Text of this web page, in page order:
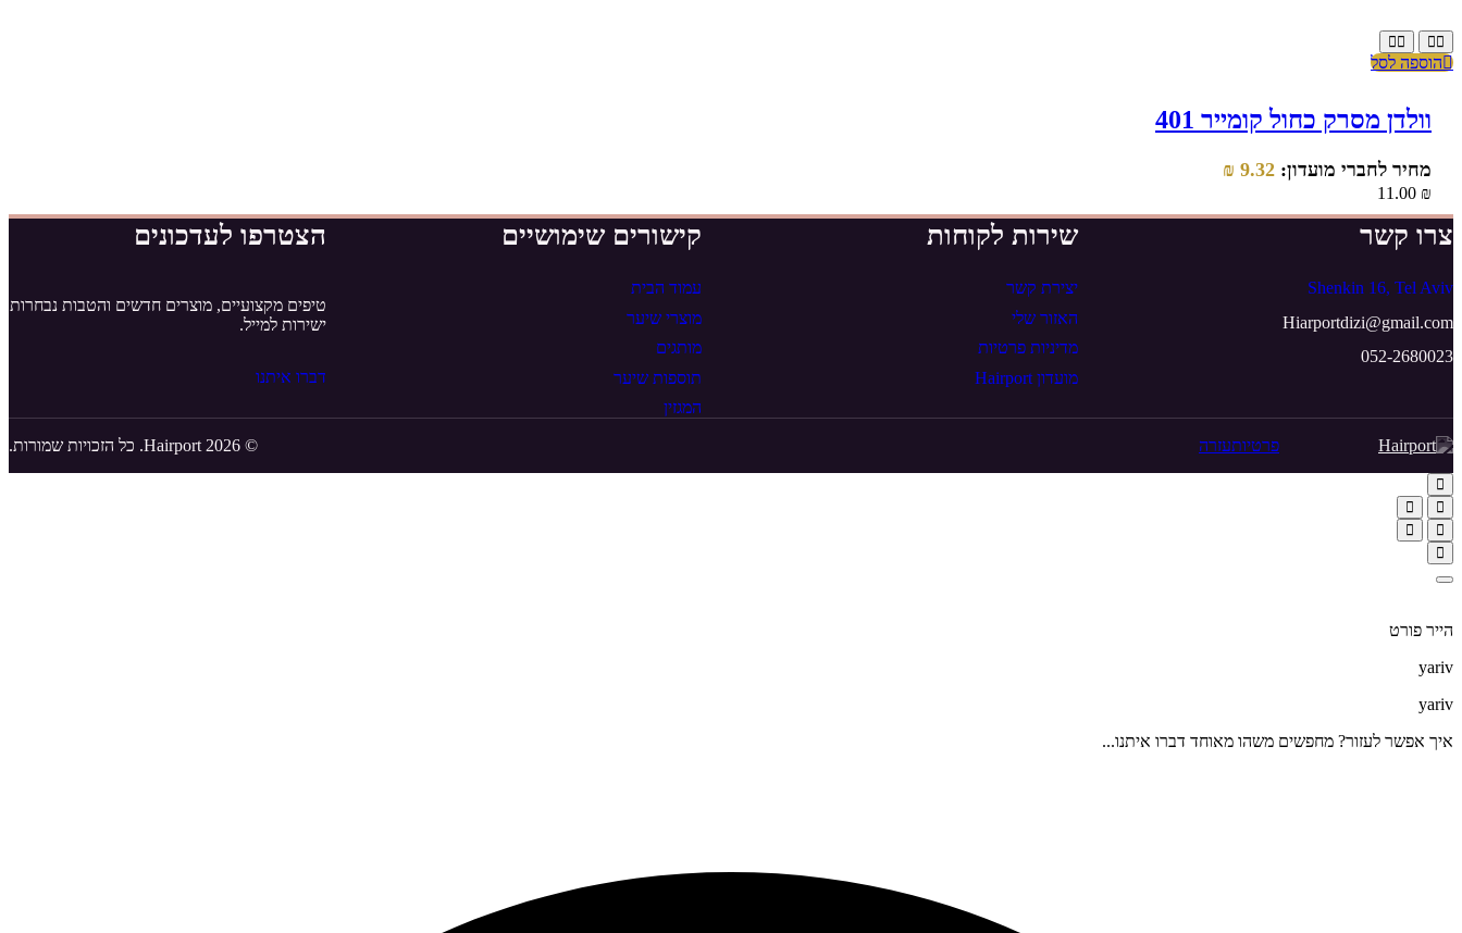
הוספה לסל
וולדן מסרק כחול קומייר 401
מחיר לחברי מועדון: 9.32
₪
11.00 ₪
צרו קשר
Shenkin 16, Tel Aviv
Hiarportdizi@gmail.com
052-2680023
שירות לקוחות
יצירת קשר
האזור שלי
מדיניות פרטיות
מועדון Hairport
קישורים שימושיים
עמוד הבית
מוצרי שיער
מותגים
תוספות שיער
המגזין
הצטרפו לעדכונים
טיפים מקצועיים, מוצרים חדשים והטבות נבחרות
ישירות למייל.
דברו איתנו
פרטיותעזרה © 2026 Hairport. כל הזכויות שמורות.
הייר פורט
yariv
yariv
איך אפשר לעזור? מחפשים משהו מאוחד דברו איתנו...